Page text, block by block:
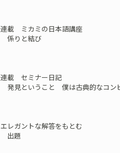
連載 ミカミの日本語講座
係りと結び
連載 セミナー日記
発見ということ 僕は古典的なコン
エレガントな解答をもとむ
出題